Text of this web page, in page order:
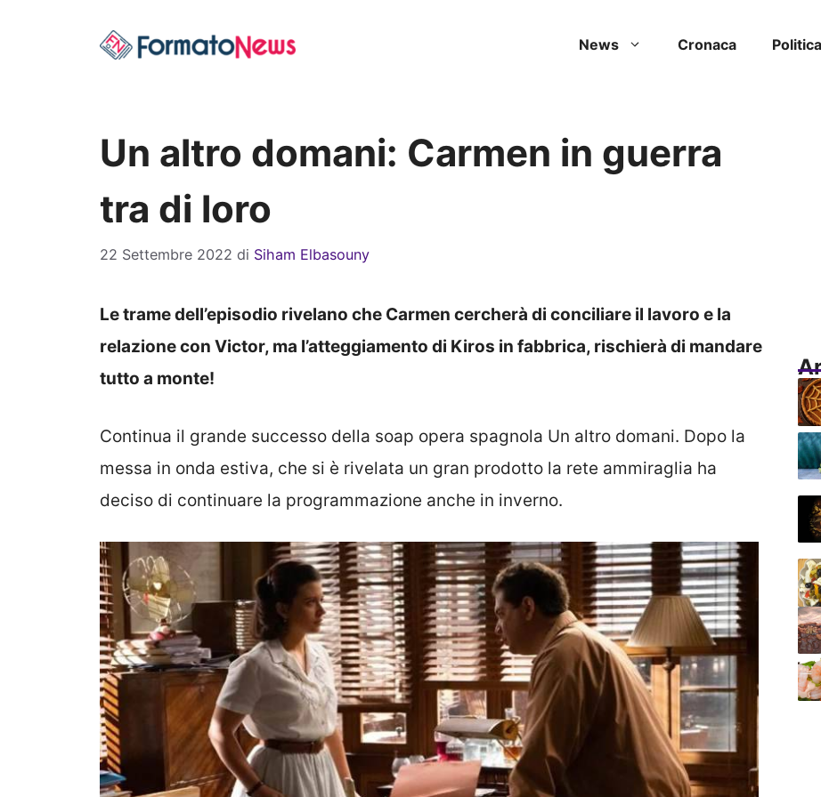
News Cronaca Politica
Un altro domani: Carmen in guerra
tra di loro
22 Settembre 2022 di Siham Elbasouny
Le trame dell’episodio rivelano che Carmen cercherà di conciliare il lavoro e la
relazione con Victor, ma l’atteggiamento di Kiros in fabbrica, rischierà di mandare
tutto a monte!
Continua il grande successo della soap opera spagnola Un altro domani. Dopo la
messa in onda estiva, che si è rivelata un gran prodotto la rete ammiraglia ha
deciso di continuare la programmazione anche in inverno.